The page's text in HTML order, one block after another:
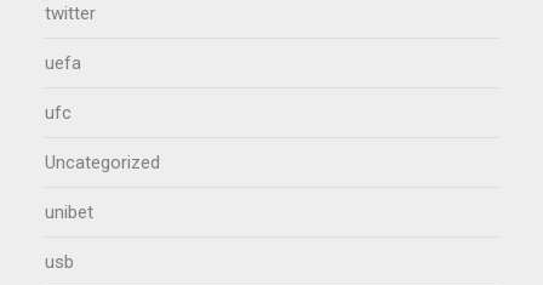
twitter
uefa
ufc
Uncategorized
unibet
usb